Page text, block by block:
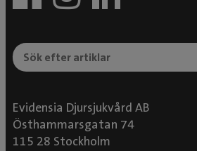
Evidensia Djursjukvård AB
Östhammarsgatan 74
115 28 Stockholm